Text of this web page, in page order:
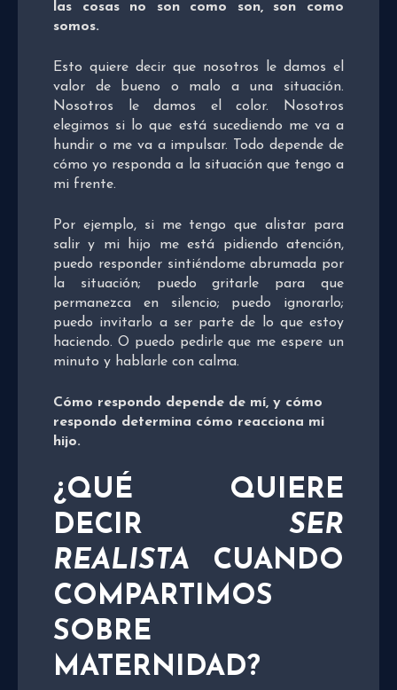
las cosas no son como son, son como
somos.
Esto quiere decir que nosotros le damos el
valor de bueno o malo a una situación.
Nosotros le damos el color. Nosotros
elegimos si lo que está sucediendo me va a
hundir o me va a impulsar. Todo depende de
cómo yo responda a la situación que tengo a
mi frente.
Por ejemplo, si me tengo que alistar para
salir y mi hijo me está pidiendo atención,
puedo responder sintiéndome abrumada por
la situación; puedo gritarle para que
permanezca en silencio; puedo ignorarlo;
puedo invitarlo a ser parte de lo que estoy
haciendo. O puedo pedirle que me espere un
minuto y hablarle con calma.
Cómo respondo depende de mí, y cómo
respondo determina cómo reacciona mi
hijo.
¿QUÉ QUIERE
DECIR SER
REALISTA CUANDO
COMPARTIMOS
SOBRE
MATERNIDAD?